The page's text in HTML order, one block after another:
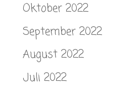
Oktober 2022
September 2022
August 2022
Juli 2022